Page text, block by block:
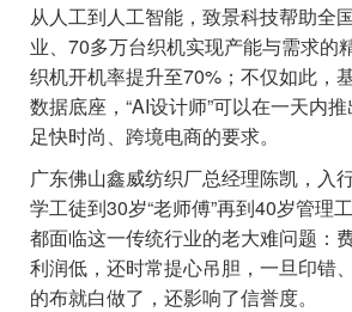
从人工到人工智能，致景科技帮助全
业、70多万台织机实现产能与需求的
织机开机率提升至70%；不仅如此，
数据底座，“AI设计师”可以在一天内
足快时尚、跨境电商的要求。
广东佛山鑫威纺织厂总经理陈凯，入
学工徒到30岁“老师傅”再到40岁管理
都面临这一传统行业的老大难问题：
利润低，还时常提心吊胆，一旦印错
的布就白做了，还影响了信誉度。